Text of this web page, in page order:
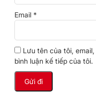
Email *
Lưu tên của tôi,
bình luận kế tiếp của tôi.